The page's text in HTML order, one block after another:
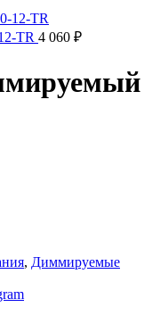
TR 4 060 ₽
, Диммируемые